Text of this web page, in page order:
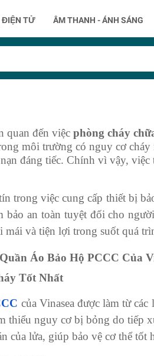
ĐIỆN TỬ ÂM THANH - ÁNH SÁNG
quan đến việc phòng cháy
môi trường có nguy cơ
đáng tiếc. Chính vì vậy,
trong việc cung cấp thiết bị
bảo an toàn tuyệt đối cho
mái và tiện lợi trong suốt quá
Áo Bảo Hộ PCCC Của
Tốt Nhất
của Vinasea được làm từ
thiểu nguy cơ bị bỏng do tiếp
của lửa, giúp bảo vệ cơ thể